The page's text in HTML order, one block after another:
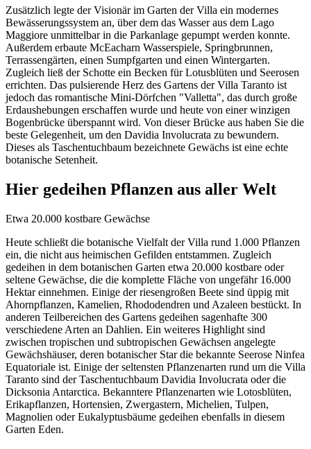
Zusätzlich legte der Visionär im Garten der Villa ein modernes
Bewässerungssystem an, über dem das Wasser aus dem Lago
Maggiore unmittelbar in die Parkanlage gepumpt werden konnte.
Außerdem erbaute McEacharn Wasserspiele, Springbrunnen,
Terrassengärten, einen Sumpfgarten und einen Wintergarten.
Zugleich ließ der Schotte ein Becken für Lotusblüten und Seerosen
errichten. Das pulsierende Herz des Gartens der Villa Taranto ist
jedoch das romantische Mini-Dörfchen "Valletta", das durch große
Erdaushebungen erschaffen wurde und heute von einer winzigen
Bogenbrücke überspannt wird. Von dieser Brücke aus haben Sie die
beste Gelegenheit, um den Davidia Involucrata zu bewundern.
Dieses als Taschentuchbaum bezeichnete Gewächs ist eine echte
botanische Setenheit.
Hier gedeihen Pflanzen aus aller Welt
Etwa 20.000 kostbare Gewächse
Heute schließt die botanische Vielfalt der Villa rund 1.000 Pflanzen
ein, die nicht aus heimischen Gefilden entstammen. Zugleich
gedeihen in dem botanischen Garten etwa 20.000 kostbare oder
seltene Gewächse, die die komplette Fläche von ungefähr 16.000
Hektar einnehmen. Einige der riesengroßen Beete sind üppig mit
Ahornpflanzen, Kamelien, Rhododendren und Azaleen bestückt. In
anderen Teilbereichen des Gartens gedeihen sagenhafte 300
verschiedene Arten an Dahlien. Ein weiteres Highlight sind
zwischen tropischen und subtropischen Gewächsen angelegte
Gewächshäuser, deren botanischer Star die bekannte Seerose Ninfea
Equatoriale ist. Einige der seltensten Pflanzenarten rund um die Villa
Taranto sind der Taschentuchbaum Davidia Involucrata oder die
Dicksonia Antarctica. Bekanntere Pflanzenarten wie Lotosblüten,
Erikapflanzen, Hortensien, Zwergastern, Michelien, Tulpen,
Magnolien oder Eukalyptusbäume gedeihen ebenfalls in diesem
Garten Eden.